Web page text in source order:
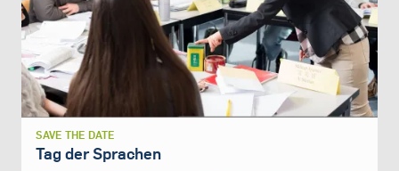
SAVE THE DATE
Tag der Sprachen